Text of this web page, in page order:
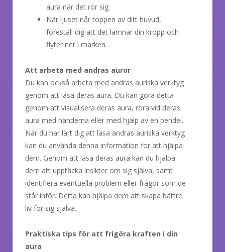
aura när det rör sig.
När ljuset når toppen av ditt huvud,
föreställ dig att det lämnar din kropp och
flyter ner i marken.
Att arbeta med andras auror
Du kan också arbeta med andras auriska verktyg
genom att läsa deras aura. Du kan göra detta
genom att visualisera deras aura, röra vid deras
aura med händerna eller med hjälp av en pendel.
När du har lärt dig att läsa andras auriska verktyg
kan du använda denna information för att hjälpa
dem. Genom att läsa deras aura kan du hjälpa
dem att upptäcka insikter om sig själva, samt
identifiera eventuella problem eller frågor som de
står inför. Detta kan hjälpa dem att skapa bättre
liv för sig själva.
Praktiska tips för att frigöra kraften i din
aura